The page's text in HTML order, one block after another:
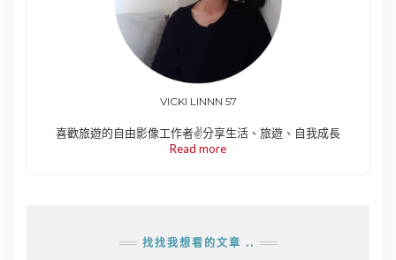
VICKI LINNN 57
喜歡旅遊的自由影像工作者✌️分享生活、旅遊、自我成長
Read more
找找我想看的文章 ..